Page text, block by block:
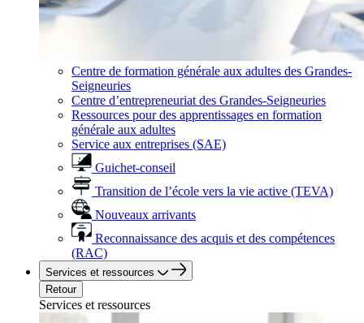
Centre de formation générale aux adultes des Grandes-
Seigneuries
Centre d’entrepreneuriat des Grandes-Seigneuries
Ressources pour des apprentissages en formation
générale aux adultes
Service aux entreprises (SAE)
Guichet-conseil
Transition de l’école vers la vie active (TEVA)
Nouveaux arrivants
Reconnaissance des acquis et des compétences
(RAC)
Services et ressources
Retour
Services et ressources